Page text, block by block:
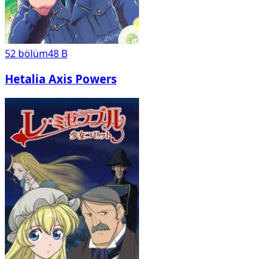
52 bölüm48 B
Hetalia Axis Powers